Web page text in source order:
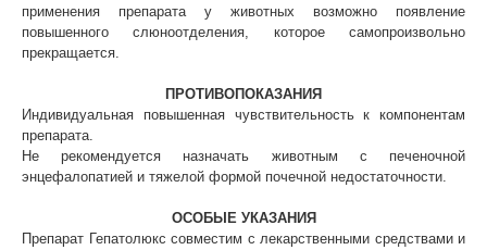
применения препарата у животных возможно появление
повышенного слюноотделения, которое самопроизвольно
прекращается.
ПРОТИВОПОКАЗАНИЯ
Индивидуальная повышенная чувствительность к компонентам
препарата.
Не рекомендуется назначать животным с печеночной
энцефалопатией и тяжелой формой почечной недостаточности.
ОСОБЫЕ УКАЗАНИЯ
Препарат Гепатолюкс совместим с лекарственными средствами и
Данный сайт носит информационный характер и
не является публичной офертой.
+7 (3452) 57-54-36
Правила оказания ветеринарной помощи